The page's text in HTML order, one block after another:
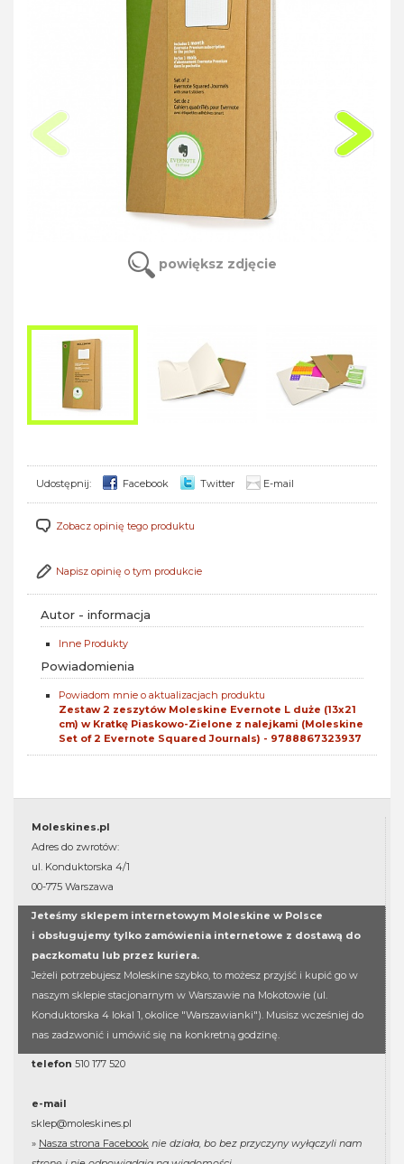
powiększ zdjęcie
Udostępnij: Facebook Twitter E-mail
Zobacz opinię tego produktu
Napisz opinię o tym produkcie
Autor - informacja
Inne Produkty
Powiadomienia
Powiadom mnie o aktualizacjach produktu
Zestaw 2 zeszytów Moleskine Evernote L duże (13x21
cm) w Kratkę Piaskowo-Zielone z nalejkami (Moleskine
Set of 2 Evernote Squared Journals) - 9788867323937
Moleskines.pl
Adres do zwrotów:
ul. Konduktorska 4/1
00-775 Warszawa
Jeteśmy sklepem internetowym Moleskine w Polsce
i obsługujemy tylko zamówienia internetowe z dostawą do
paczkomatu lub przez kuriera.
Jeżeli potrzebujesz Moleskine szybko, to możesz przyjść i kupić go w
naszym sklepie stacjonarnym w Warszawie na Mokotowie (ul.
Konduktorska 4 lokal 1, okolice "Warszawianki"). Musisz wcześniej do
nas zadzwonić i umówić się na konkretną godzinę.
telefon 510 177 520
e-mail
sklep@moleskines.pl
» Nasza strona Facebook nie działa, bo bez przyczyny wyłączyli nam